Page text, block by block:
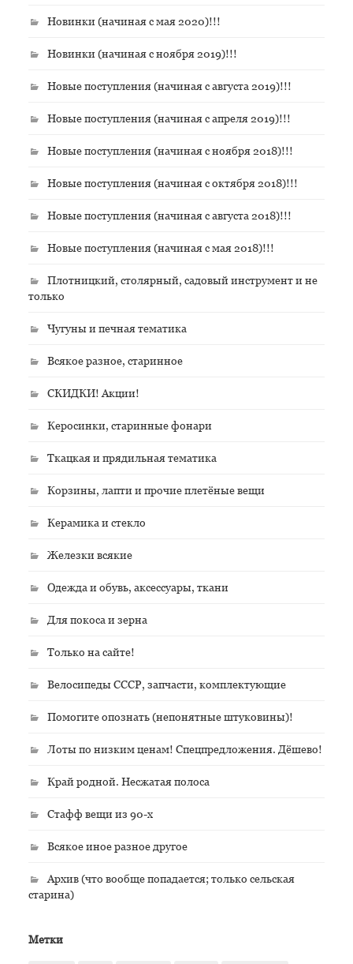
Новинки (начиная с мая 2020)!!!
Новинки (начиная с ноября 2019)!!!
Новые поступления (начиная с августа 2019)!!!
Новые поступления (начиная с апреля 2019)!!!
Новые поступления (начиная с ноября 2018)!!!
Новые поступления (начиная с октября 2018)!!!
Новые поступления (начиная с августа 2018)!!!
Новые поступления (начиная с мая 2018)!!!
Плотницкий, столярный, садовый инструмент и не
только
Чугуны и печная тематика
Всякое разное, старинное
СКИДКИ! Акции!
Керосинки, старинные фонари
Ткацкая и прядильная тематика
Корзины, лапти и прочие плетёные вещи
Керамика и стекло
Железки всякие
Одежда и обувь, аксессуары, ткани
Для покоса и зерна
Только на сайте!
Велосипеды СССР, запчасти, комплектующие
Помогите опознать (непонятные штуковины)!
Лоты по низким ценам! Спецпредложения. Дёшево!
Край родной. Несжатая полоса
Стафф вещи из 90-х
Всякое иное разное другое
Архив (что вообще попадается; только сельская
старина)
Метки